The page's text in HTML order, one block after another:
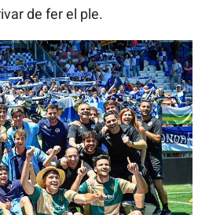
de fer el ple.